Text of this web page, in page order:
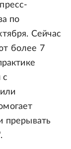
по
Сейчас
более 7
с
прерывать